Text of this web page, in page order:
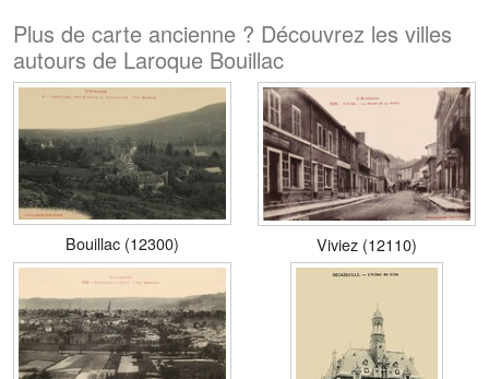
Plus de carte ancienne ? Découvrez les villes
autours de Laroque Bouillac
Bouillac (12300) Viviez (12110)